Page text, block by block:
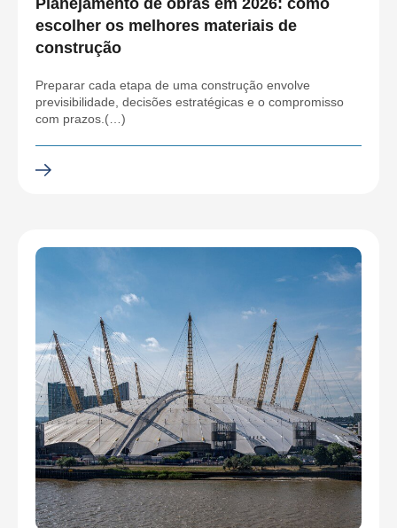
Planejamento de obras em 2026: como
escolher os melhores materiais de
construção
Preparar cada etapa de uma construção envolve
previsibilidade, decisões estratégicas e o compromisso
com prazos.(…)